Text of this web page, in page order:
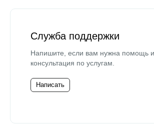
Служба поддержки
Напишите, если вам нужна помощь
консультация по услугам.
Написать